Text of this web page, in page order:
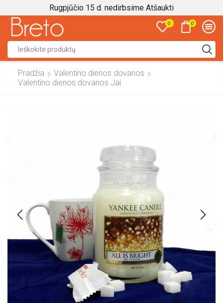
Rugpjūčio 15 d. nedirbsime Atšaukti
0 0
input
Pradžia
Valentino dienos dovanos
Valentino dienos dovanos Jai